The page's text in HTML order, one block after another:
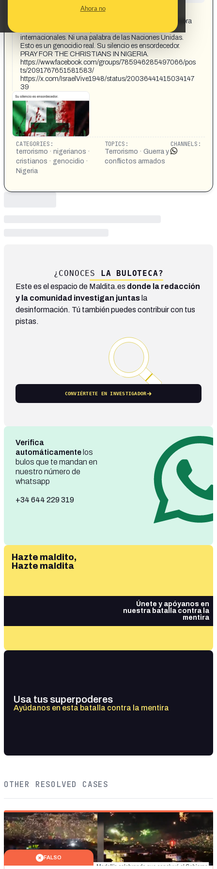
Ahora no
52.000 cristianos han sido asesinados en Nigeria por
islamistas. Ni una palabra de Irene Montero. Ni una palabra
internacionales. Ni una palabra de las Naciones Unidas.
Esto es un genocidio real. Su silencio es ensordecedor.
PRAY FOR THE CHRISTIANS IN NIGERIA.
https://www.facebook.com/groups/785946285497066/pos
ts/2091767651581583/
https://x.com/IsraelVive1948/status/20036441415034147
39
CATEGORIES:
terrorismo · nigerianos ·
cristianos · genocidio ·
Nigeria
TOPICS:
Terrorismo · Guerra y
conflictos armados
CHANNELS:
¿CONOCES LA BULOTECA?
Este es el espacio de Maldita.es donde la redacción
y la comunidad investigan juntas la
desinformación. Tú también puedes contribuir con tus
pistas.
CONVIÉRTETE EN INVESTIGADOR
Verifica
automáticamente los
bulos que te mandan en
nuestro número de
whatsapp
+34 644 229 319
Hazte maldito,
Hazte maldita
Únete y apóyanos en
nuestra batalla contra la
mentira
Usa tus superpoderes
Ayúdanos en esta batalla contra la mentira
OTHER RESOLVED CASES
FALSO